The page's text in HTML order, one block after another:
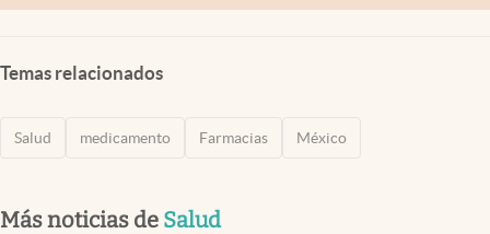
Temas relacionados
Salud medicamento Farmacias México
Más noticias de Salud